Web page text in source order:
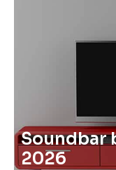
Soundbar
2026